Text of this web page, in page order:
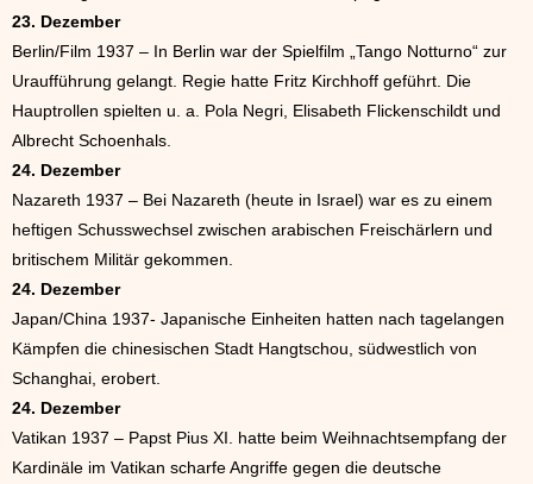
23. Dezember
Berlin/Film 1937 – In Berlin war der Spielfilm „Tango Notturno“ zur
Uraufführung gelangt. Regie hatte Fritz Kirchhoff geführt. Die
Hauptrollen spielten u. a. Pola Negri, Elisabeth Flickenschildt und
Albrecht Schoenhals.
24. Dezember
Nazareth 1937 – Bei Nazareth (heute in Israel) war es zu einem
heftigen Schusswechsel zwischen arabischen Freischärlern und
britischem Militär gekommen.
24. Dezember
Japan/China 1937- Japanische Einheiten hatten nach tagelangen
Kämpfen die chinesischen Stadt Hangtschou, südwestlich von
Schanghai, erobert.
24. Dezember
Vatikan 1937 – Papst Pius XI. hatte beim Weihnachtsempfang der
Kardinäle im Vatikan scharfe Angriffe gegen die deutsche